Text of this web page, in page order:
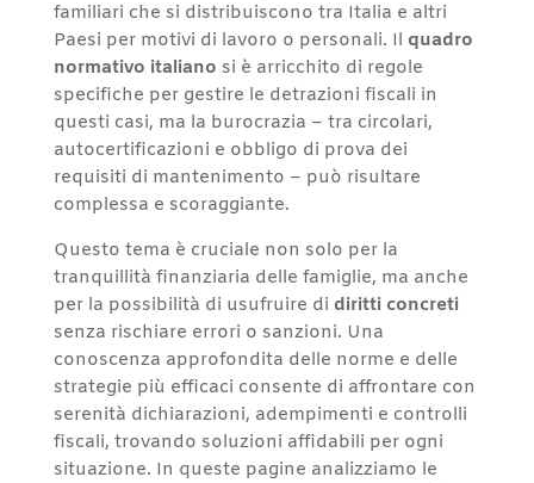
familiari che si distribuiscono tra Italia e altri
Paesi per motivi di lavoro o personali. Il quadro
normativo italiano si è arricchito di regole
specifiche per gestire le detrazioni fiscali in
questi casi, ma la burocrazia – tra circolari,
autocertificazioni e obbligo di prova dei
requisiti di mantenimento – può risultare
complessa e scoraggiante.
Questo tema è cruciale non solo per la
tranquillità finanziaria delle famiglie, ma anche
per la possibilità di usufruire di diritti concreti
senza rischiare errori o sanzioni. Una
conoscenza approfondita delle norme e delle
strategie più efficaci consente di affrontare con
serenità dichiarazioni, adempimenti e controlli
fiscali, trovando soluzioni affidabili per ogni
situazione. In queste pagine analizziamo le